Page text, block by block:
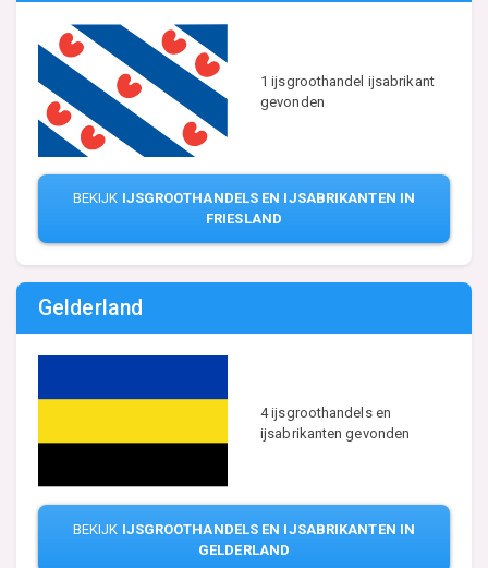
1 ijsgroothandel ijsabrikant
gevonden
BEKIJK IJSGROOTHANDELS EN IJSABRIKANTEN IN
FRIESLAND
Gelderland
4 ijsgroothandels en
ijsabrikanten gevonden
BEKIJK IJSGROOTHANDELS EN IJSABRIKANTEN IN
GELDERLAND